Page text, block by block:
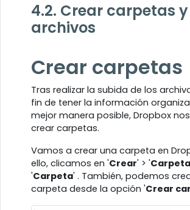
4.2. Crear carpetas y
archivos
Crear carpetas
Tras realizar la subida de los
fin de tener la información
mejor manera posible, Dropbox
crear carpetas.
Vamos a crear una carpeta en
ello, clicamos en 'Crear' > 'Carpeta
'Carpeta' . También, podemos
carpeta desde la opción 'Crear